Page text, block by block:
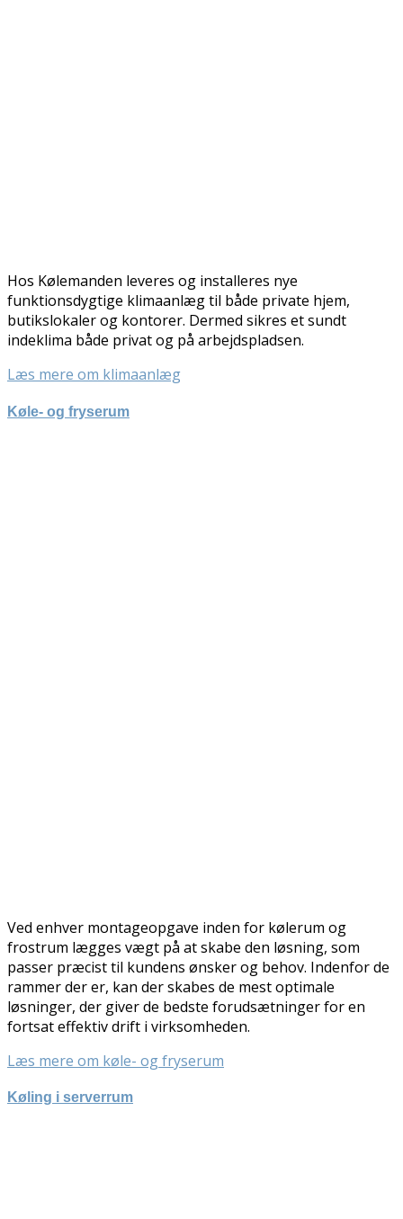
Hos Kølemanden leveres og installeres nye
funktionsdygtige klimaanlæg til både private hjem,
butikslokaler og kontorer. Dermed sikres et sundt
indeklima både privat og på arbejdspladsen.
Læs mere om klimaanlæg
Køle- og fryserum
Ved enhver montageopgave inden for kølerum og
frostrum lægges vægt på at skabe den løsning, som
passer præcist til kundens ønsker og behov. Indenfor de
rammer der er, kan der skabes de mest optimale
løsninger, der giver de bedste forudsætninger for en
fortsat effektiv drift i virksomheden.
Læs mere om køle- og fryserum
Køling i serverrum